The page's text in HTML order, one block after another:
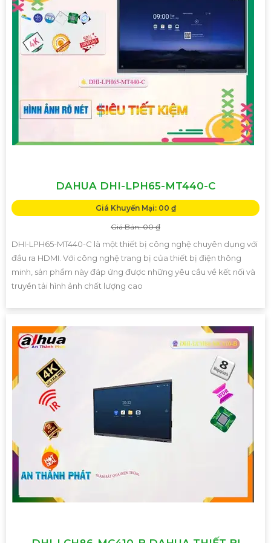
DAHUA DHI-LPH65-MT440-C
Giá Khuyến Mại: 00 ₫
Giá Bán: 00 ₫
DHI-LPH65-MT440-C là một thiết bị công nghệ chuyên dụng với
đầu ra HDMI. Với công nghệ trang bị của thiết bị điện thông
minh, sản phẩm này đáp ứng được những yêu cầu về kết nối và
truyền tải hình ảnh chất lượng cao